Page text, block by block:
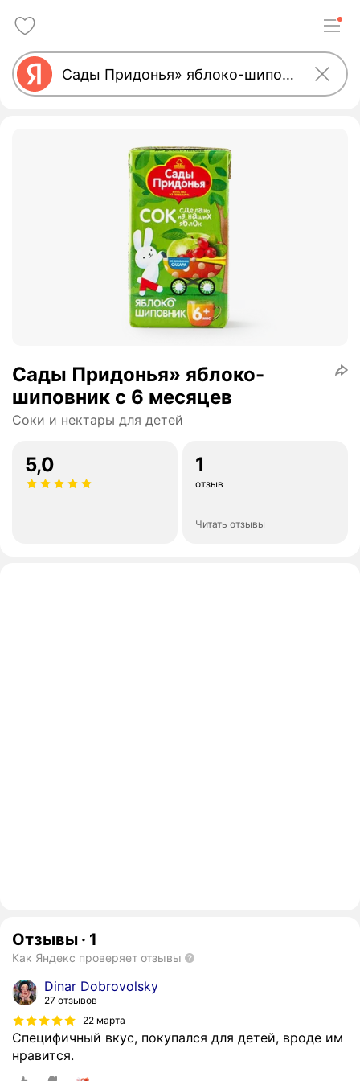
Сады Придонья» яблоко-
шиповник с 6 месяцев
Соки и нектары для детей
5,0 1
отзыв
Читать отзывы
Отзывы · 1
Как Яндекс проверяет отзывы
Dinar Dobrovolsky
27 отзывов
22 марта
Специфичный вкус, покупался для детей, вроде им
нравится.